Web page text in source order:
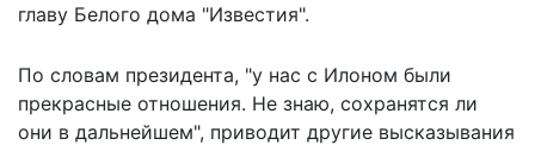
главу Белого дома "Известия".
По словам президента, "у нас с Илоном были
прекрасные отношения. Не знаю, сохранятся ли
они в дальнейшем", приводит другие высказывания